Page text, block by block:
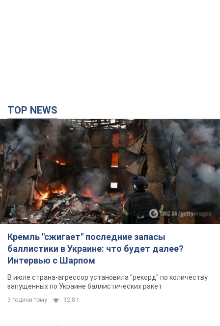
Кремль "сжигает" последние запасы
баллистики в Украине: что будет далее?
Интервью с Шарпом
В июле страна-агрессор установила "рекорд" по количеству
запущенных по Украине баллистических ракет
3 години тому 32,8 т.
В Екатеринбурге атакован склад Wildberries:
есть попадания, поднялся дым. Фото и видео
Россиянам не помогла даже работа ПВО
2 години тому
С 1 сентября украинским учителям повысят
зарплаты: Корецкий раскрыл подробности